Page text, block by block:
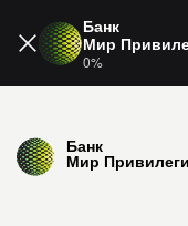
Банк
Мир
0%
Банк
Мир